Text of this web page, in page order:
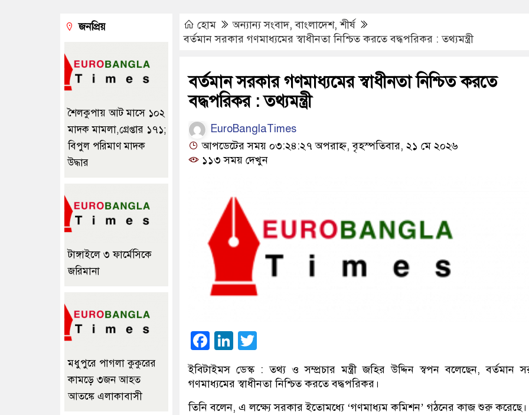
হোম অন্যান্য সংবাদ,বাংলাদেশ,শীর্ষ
বর্তমান সরকার গণমাধ্যমের স্বাধীনতা নিশ্চিত করতে বদ্ধপরিকর : তথ্যমন্ত্রী
বর্তমান সরকার গণমাধ্যমের স্বাধীনতা নিশ্চিত করতে
বদ্ধপরিকর : তথ্যমন্ত্রী
EuroBanglaTimes
আপডেটের সময় ০৩:২৪:২৭ অপরাহ্ন, বৃহস্পতিবার, ২১ মে ২০২৬
১১৩ সময় দেখুন
Facebook
LinkedIn
ইবিটাইমস ডেস্ক : তথ্য ও সম্প্রচার মন্ত্রী জহির উদ্দিন স্বপন বলেছেন, বর্তমান
গণমাধ্যমের স্বাধীনতা নিশ্চিত করতে বদ্ধপরিকর।
তিনি বলেন, এ লক্ষ্যে সরকার ইতোমধ্যে ‘গণমাধ্যম কমিশন’ গঠনের কাজ শুরু করেছে।
জনপ্রিয়
শৈলকুপায় আট মাসে ১০২
মাদক মামলা,গ্রেপ্তার ১৭১;
বিপুল পরিমাণ মাদক
উদ্ধার
টাঙ্গাইলে ৩ ফার্মেসিকে
জরিমানা
মধুপুরে পাগলা কুকুরের
কামড়ে ৩জন আহত
আতঙ্কে এলাকাবাসী